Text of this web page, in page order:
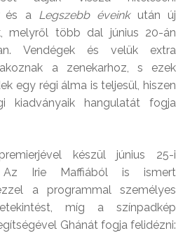
a Legszebb éveinkután új
melyről több dal június 20-án
Vendégek és velük extra
a zenekarhoz, s ezek
egy régi álma is teljesül, hiszen
kiadványaik hangulatát fogja
készül június 25-i
Az Irie Maffiából is ismert
a programmal személyes
míg a színpadkép
Ghánát fogja felidézni: